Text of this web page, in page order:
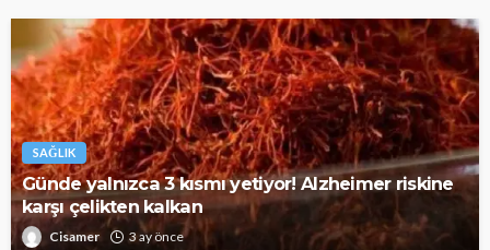
SAĞLIK
Günde yalnızca 3 kısmı yetiyor! Alzheimer riskine
karşı çelikten kalkan
Cisamer 3 ay önce